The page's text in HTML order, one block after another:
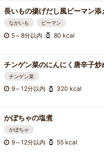
長いもの揚げだし風ピーマン添
ながいも ピーマン
5～8分以内 80 kcal
チンゲン菜のにんにく唐辛子炒
チンゲン菜
9～12分以内 320 kcal
かぼちゃの塩煮
かぼちゃ
9～12分以内 55 kcal